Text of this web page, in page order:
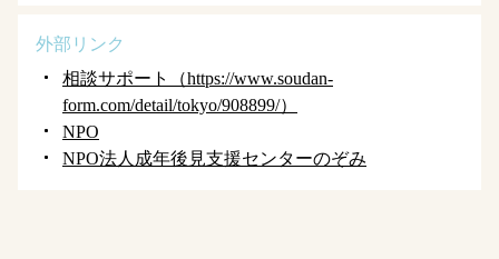
外部リンク
相談サポート（https://www.soudan-
form.com/detail/tokyo/908899/）
NPO
NPO法人成年後見支援センターのぞみ